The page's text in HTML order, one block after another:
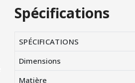
Spécifications
SPÉCIFICATIONS
Dimensions
Matière